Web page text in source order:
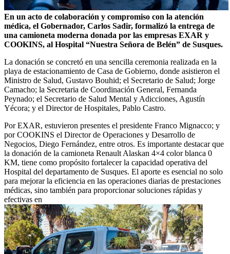
En un acto de colaboración y compromiso con la atención
médica, el Gobernador, Carlos Sadir, formalizó la entrega de
una camioneta moderna donada por las empresas EXAR y
COOKINS, al Hospital “Nuestra Señora de Belén” de Susques.
La donación se concretó en una sencilla ceremonia realizada en la
playa de estacionamiento de Casa de Gobierno, donde asistieron el
Ministro de Salud, Gustavo Bouhid; el Secretario de Salud; Jorge
Camacho; la Secretaria de Coordinación General, Fernanda
Peynado; el Secretario de Salud Mental y Adicciones, Agustín
Yécora; y el Director de Hospitales, Pablo Castro.
Por EXAR, estuvieron presentes el presidente Franco Mignacco; y
por COOKINS el Director de Operaciones y Desarrollo de
Negocios, Diego Fernández, entre otros. Es importante destacar que
la donación de la camioneta Renault Alaskan 4×4 color blanca 0
KM, tiene como propósito fortalecer la capacidad operativa del
Hospital del departamento de Susques. El aporte es esencial no solo
para mejorar la eficiencia en las operaciones diarias de prestaciones
médicas, sino también para proporcionar soluciones rápidas y
efectivas en